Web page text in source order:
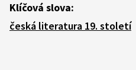
Klíčová slova:
česká literatura 19. století